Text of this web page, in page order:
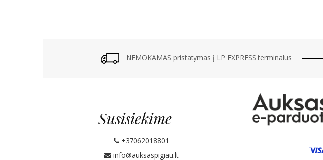
NEMOKAMAS pristatymas į LP EXPRESS terminalus
Susisiekime
+37062018801
info@auksaspigiau.lt